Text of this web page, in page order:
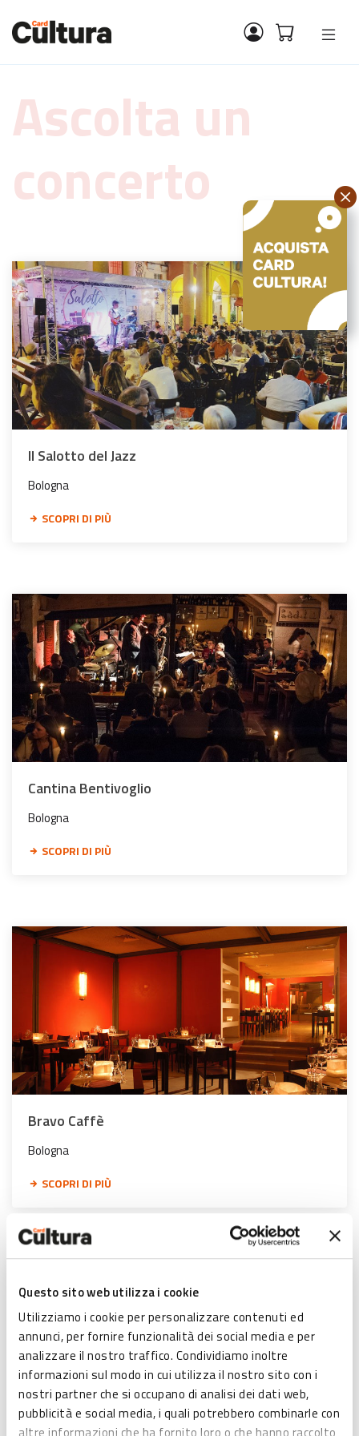
Questo sito web utilizza i cookie
Utilizziamo i cookie per personalizzare contenuti ed
annunci, per fornire funzionalità dei social media e per
analizzare il nostro traffico. Condividiamo inoltre
informazioni sul modo in cui utilizza il nostro sito con i
nostri partner che si occupano di analisi dei dati web,
pubblicità e social media, i quali potrebbero combinarle con
Ascolta un
concerto
Il Salotto del Jazz
Bologna
SCOPRI DI PIÙ
Cantina Bentivoglio
Bologna
SCOPRI DI PIÙ
Bravo Caffè
Bologna
SCOPRI DI PIÙ